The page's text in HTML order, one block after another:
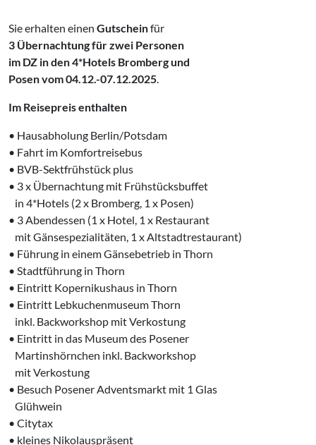
Sie erhalten einen Gutscheinfür
3 Übernachtung für zwei Personen
im DZ in den 4*Hotels Bromberg und
Posenvom 04.12.-07.12.2025.
Im Reisepreis enthalten
• Hausabholung Berlin/Potsdam
• Fahrt im Komfortreisebus
• BVB-Sektfrühstück plus
• 3 x Übernachtung mit Frühstücksbuffet
‌ in 4*Hotels (2 x Bromberg, 1 x Posen)
• 3 Abendessen (1 x Hotel, 1 x Restaurant
‌ mit Gänsespezialitäten, 1 x Altstadtrestaurant)
• Führung in einem Gänsebetrieb in Thorn
• Stadtführung in Thorn
• Eintritt Kopernikushaus in Thorn
• Eintritt Lebkuchenmuseum Thorn
‌ inkl. Backworkshop mit Verkostung
• Eintritt in das Museum des Posener
‌ Martinshörnchen inkl. Backworkshop
‌ mit Verkostung
• Besuch Posener Adventsmarkt mit 1 Glas
‌ Glühwein
• Citytax
• kleines Nikolauspräsent